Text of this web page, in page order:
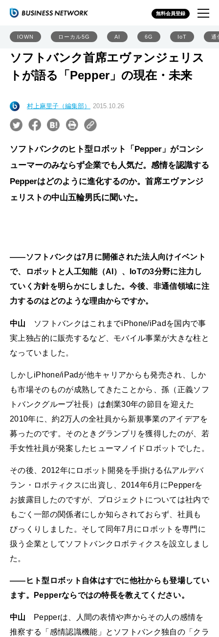
無料会員登録
IOWN ローカル5G AI 6G IoT 通
ソフトバンク首席エヴァンジェリス
トが語る「Pepper」の現在・未来
村上麻里子（編集部） 2015.10.26
ソフトバンクのヒト型ロボット「Pepper」がコンシ
ューマーのみならず企業でも人気だ。感情を認識する
Pepperはどのように進化するのか。首席エヴァンジ
ェリストの中山五輪男氏に聞いた。
――ソフトバンクは7月に開催された法人向けイベント
で、ロボットと人工知能（AI）、IoTの3分野に注力し
ていく方針を明らかにしました。今後、非通信領域に注
力するのはどのような理由からですか。
中山 ソフトバンクはこれまでiPhone/iPadを国内で事
実上独占的に販売するなど、モバイル事業が大きな柱と
なっていました。
しかしiPhone/iPadが他キャリアからも発売され、しか
も市場そのものが成熟してきたことから、孫（正義ソフ
トバンクグループ社長）は創業30年の節目を迎えた
2010年に、約2万人の全社員から新規事業のアイデアを
募ったのです。そのときグランプリを獲得したのが、若
手女性社員が発案したヒューマノイドロボットでした。
その後、2012年にロボット開発を手掛ける仏アルデバ
ラン・ロボティクスに出資し、2014年6月にPepperを
お披露目したのですが、プロジェクトについては社内で
もごく一部の関係者にしか知らされておらず、社員も
びっくりしました。そして同年7月にロボットを専門に
扱う企業としてソフトバンクロボティクスを設立しまし
た。
――ヒト型ロボット自体はすでに他社からも登場してい
ます。Pepperならではの特長を教えてください。
中山 Pepperは、人間の表情や声からその人の感情を
推察する「感情認識機能」とソフトバンク独自の「クラ